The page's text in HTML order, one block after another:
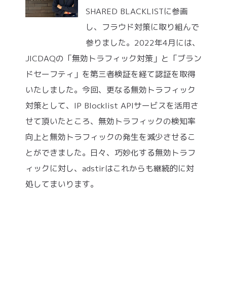
SHARED BLACKLISTに参画
し、フラウド対策に取り組んで
参りました。2022年4月には、
JICDAQの「無効トラフィック対策」と「ブラン
ドセーフティ」を第三者検証を経て認証を取得
いたしました。今回、更なる無効トラフィック
対策として、IP Blocklist APIサービスを活用さ
せて頂いたところ、無効トラフィックの検知率
向上と無効トラフィックの発生を減少させるこ
とができました。日々、巧妙化する無効トラフ
ィックに対し、adstirはこれからも継続的に対
処してまいります。